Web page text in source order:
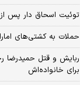
توئیت اسحاق دار پس
حملات به کشتی‌های
ربایش و قتل حمیدرضا
برای خانواده‌اش